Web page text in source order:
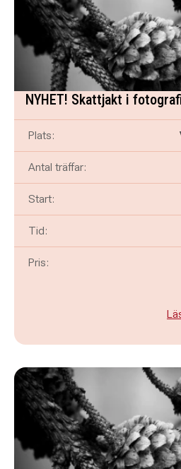
NYHET! Skattjakt i
Plats:
Antal träffar:
Start:
Tid:
Pris: